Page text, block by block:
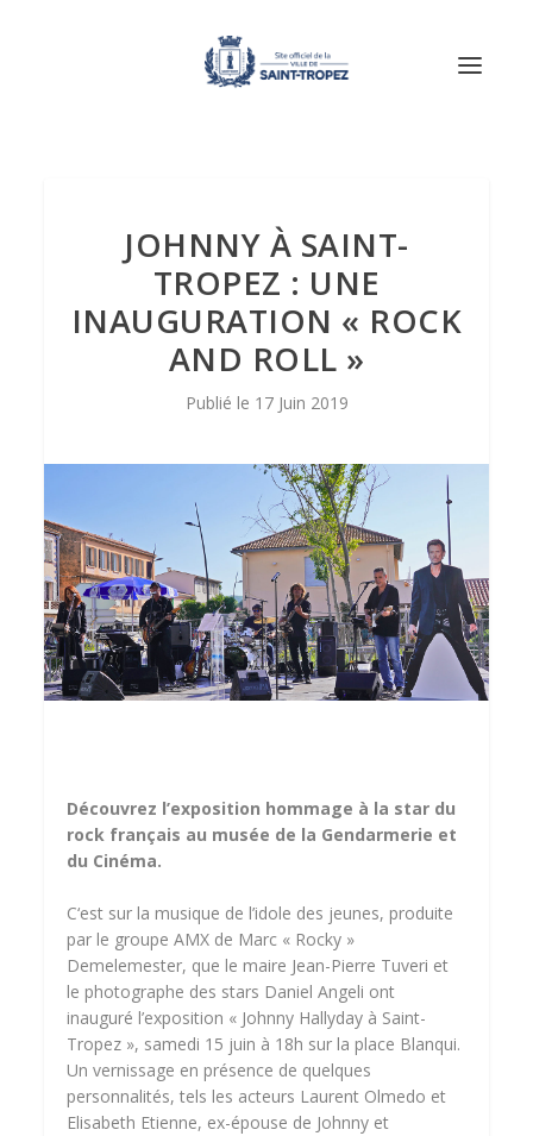
JOHNNY À SAINT-
TROPEZ : UNE
INAUGURATION « ROCK
AND ROLL »
17 Juin 2019
Découvrez l’exposition hommage à la star du
rock français au musée de la Gendarmerie et
du Cinéma.
C‘est sur la musique de l’idole des jeunes, produite
par le groupe AMX de Marc « Rocky »
Demelemester, que le maire Jean-Pierre Tuveri et
le photographe des stars Daniel Angeli ont
inauguré l’exposition « Johnny Hallyday à Saint-
Tropez », samedi 15 juin à 18h sur la place Blanqui.
Un vernissage en présence de quelques
personnalités, tels les acteurs Laurent Olmedo et
Elisabeth Etienne, ex-épouse de Johnny et